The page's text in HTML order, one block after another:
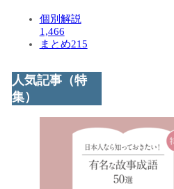
個別解説
1,466
まとめ215
人気記事（特
集）